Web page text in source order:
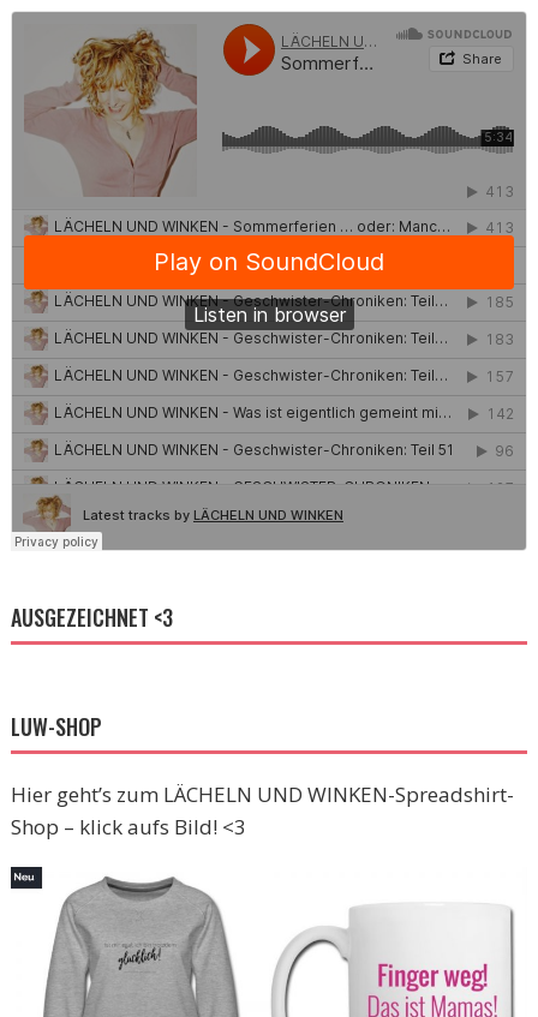
AUSGEZEICHNET <3
LUW-SHOP
Hier geht’s zum LÄCHELN UND WINKEN-Spreadshirt-
Shop – klick aufs Bild! <3